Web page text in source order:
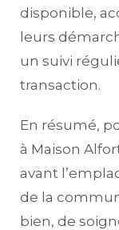
disponible,
leurs
un suivi
transaction.
En résumé,
à Maison
avant
de la
bien, de